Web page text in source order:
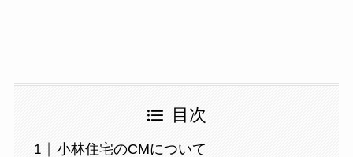
目次
小林住宅のCMについて